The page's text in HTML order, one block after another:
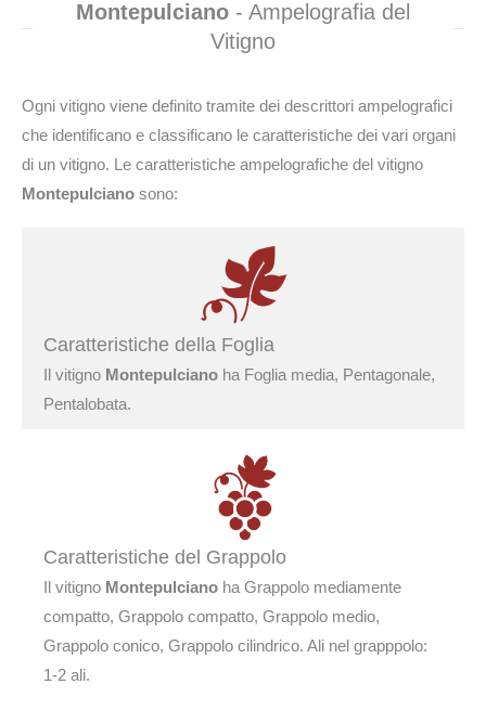
Montepulciano - Ampelografia del
Vitigno
Ogni vitigno viene definito tramite dei descrittori ampelografici
che identificano e classificano le caratteristiche dei vari organi
di un vitigno. Le caratteristiche ampelografiche del vitigno
Montepulciano sono:
Caratteristiche della Foglia
Il vitigno Montepulciano ha Foglia media, Pentagonale,
Pentalobata.
Caratteristiche del Grappolo
Il vitigno Montepulciano ha Grappolo mediamente
compatto, Grappolo compatto, Grappolo medio,
Grappolo conico, Grappolo cilindrico. Ali nel grapppolo:
1-2 ali.